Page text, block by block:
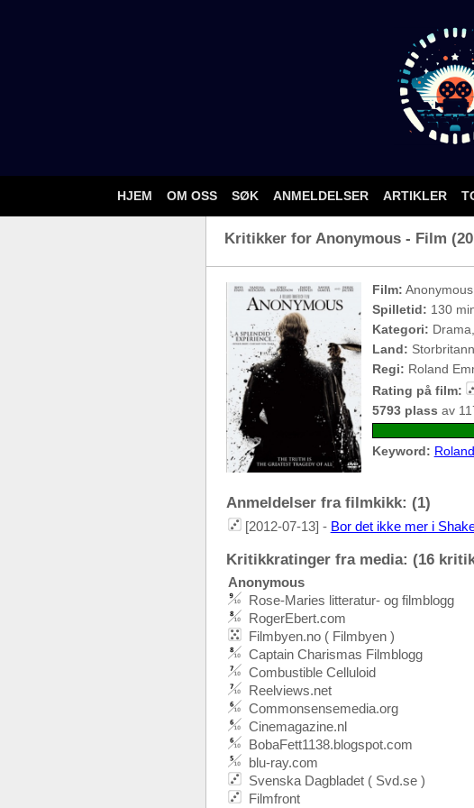
HJEM OM OSS SØK ANMELDELSER ARTIKLER
Kritikker for Anonymous - Film
Film:
Spilletid: 130
Kategori:
Land:
Regi: Roland
Rating på film:
5793 plass av
Keyword:
Anmeldelser fra filmkikk: (1)
[2012-07-13] - Bor det ikke mer i
Kritikkratinger fra media: (16
Anonymous
Rose-Maries litteratur- og filmblogg
RogerEbert.com
Filmbyen.no ( Filmbyen )
Captain Charismas Filmblogg
Combustible Celluloid
Reelviews.net
Commonsensemedia.org
Cinemagazine.nl
BobaFett1138.blogspot.com
blu-ray.com
Svenska Dagbladet ( Svd.se )
Filmfront